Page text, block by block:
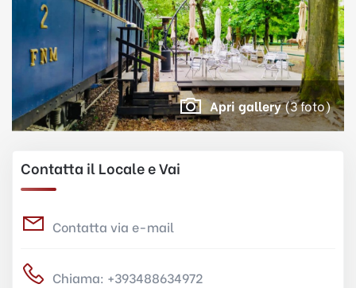
Apri gallery(3 foto)
Contatta il Locale e Vai
Contatta via e-mail
Chiama: +393488634972